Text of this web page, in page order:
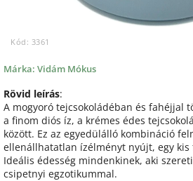
Kód: 3361
Márka: Vidám Mókus
Rövid leírás:
A mogyoró tejcsokoládéban és fahéjjal
a finom diós íz, a krémes édes
között. Ez az egyedülálló kombináció
ellenállhatatlan ízélményt nyújt, egy kis
Ideális édesség mindenkinek, aki
csipetnyi egzotikummal.